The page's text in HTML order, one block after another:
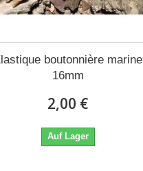
boutonnière marine
16mm
2,00 €
Auf Lager